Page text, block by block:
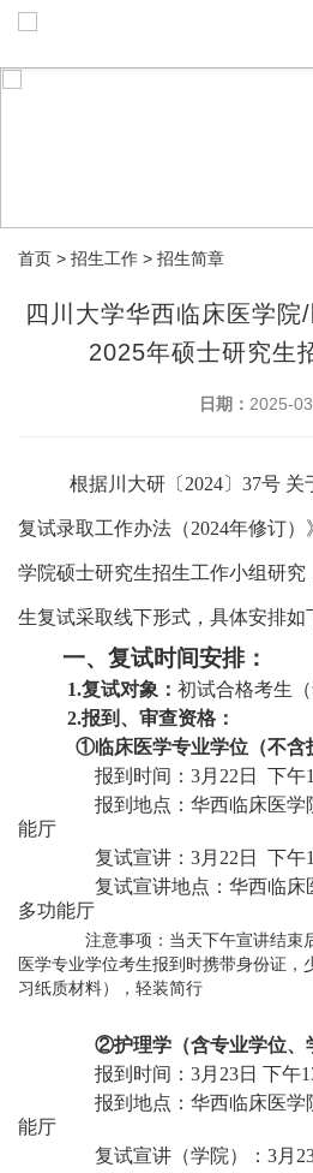
首页 > 招生工作 > 招生简章
四川大学华西临床医学
2025年硕士研究生
日期： 2025-
根据川大研〔 2024〕 37号 关
复试录取工作办法（2024年修订
学院硕士研究生招生工作小组研
生复试采取线下形式，具体安排如
一、复试时间安排：
1.复试对象 ： 初试合格考生（
2.报到、审查资格：
①临床医学专业学位（不含
报到时间： 3月 22日 下午
报到地点：华西临床医学
能厅
复试宣讲： 3月 22日 下午
复试宣讲地点：华西临床
多功能厅
注意事项：当天下午宣讲结束
医学专业学位考生报到时携带身份证，
习纸质材料），轻装简行
②护理学（含专业学位、
报到时间： 3月 23日 下午
报到地点： 华西临床医学
能厅
复试宣讲（学院）： 3月 2